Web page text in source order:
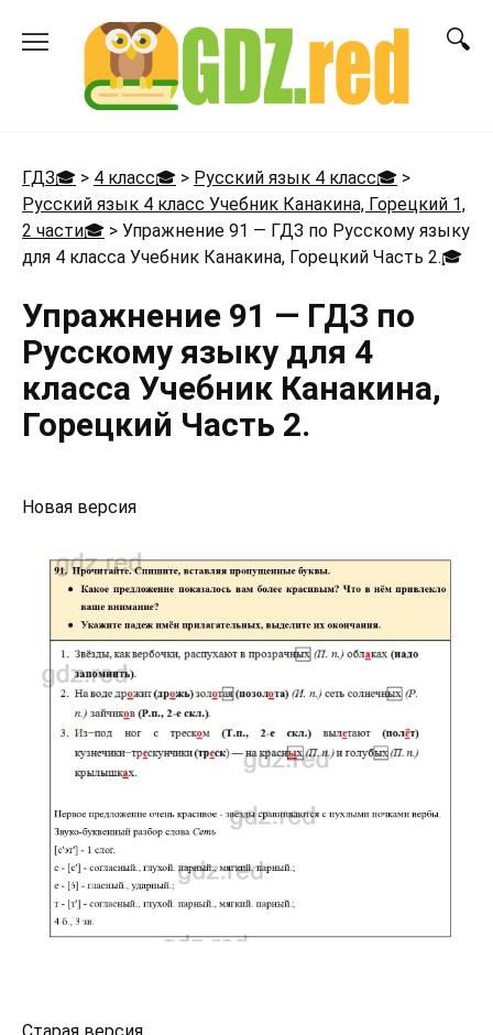
ГДЗ🎓 > 4 класс🎓 > Русский язык 4 класс🎓 >
Русский язык 4 класс Учебник Канакина, Горецкий 1,
2 части🎓 > Упражнение 91 — ГДЗ по Русскому языку
для 4 класса Учебник Канакина, Горецкий Часть 2.🎓
Упражнение 91 — ГДЗ по
Русскому языку для 4
класса Учебник Канакина,
Горецкий Часть 2.
Новая версия
Старая версия